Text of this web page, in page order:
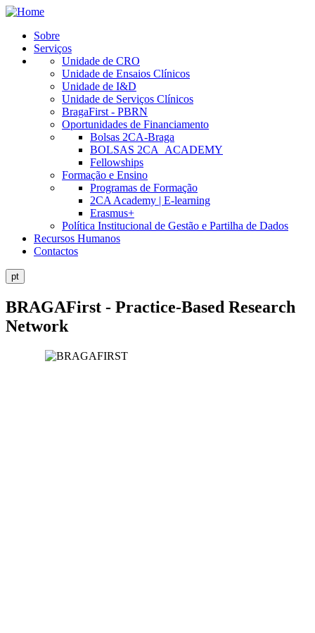
Skip
main
content
Public
Sobre
Serviços
Unidade de CRO
Unidade de Ensaios Clínicos
Unidade de I&D
Unidade de Serviços Clínicos
BragaFirst - PBRN
Oportunidades de Financiamento
Bolsas 2CA-Braga
BOLSAS 2CA_ACADEMY
Fellowships
Formação e Ensino
Programas de Formação
2CA Academy | E-learning
Erasmus+
Política Institucional de Gestão e Partilha de Dados
Recursos Humanos
Contactos
pt
BRAGAFirst - Practice-Based Research
Network